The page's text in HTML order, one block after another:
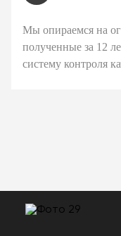
Мы опираемся на
полученные за 12
систему контроля